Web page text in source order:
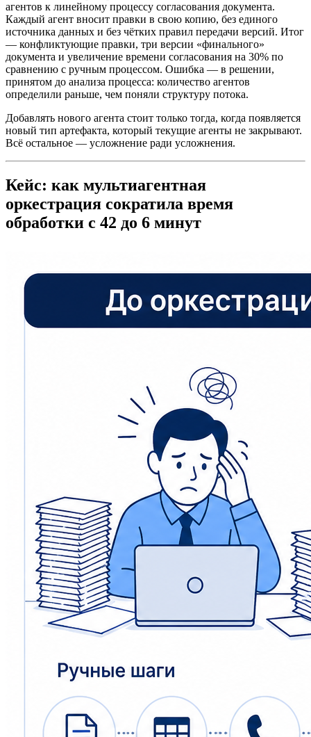
агентов к линейному процессу согласования документа.
Каждый агент вносит правки в свою копию, без единого
источника данных и без чётких правил передачи версий. Итог
— конфликтующие правки, три версии «финального»
документа и увеличение времени согласования на 30% по
сравнению с ручным процессом. Ошибка — в решении,
принятом до анализа процесса: количество агентов
определили раньше, чем поняли структуру потока.
Добавлять нового агента стоит только тогда, когда появляется
новый тип артефакта, который текущие агенты не закрывают.
Всё остальное — усложнение ради усложнения.
Кейс: как мультиагентная
оркестрация сократила время
обработки с 42 до 6 минут